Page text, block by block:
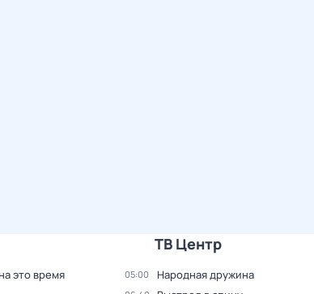
это время
ТВ Центр
05:00 Народная дружина